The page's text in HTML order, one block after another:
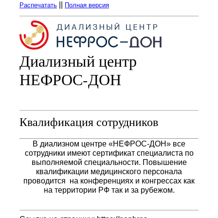
Распечатать Полная версия
Диализный центр
НЕФРОС-ДОН
Квалификация сотрудников
В диализном центре «НЕФРОС-ДОН» все
сотрудники имеют сертификат специалиста по
выполняемой специальности. Повышение
квалификации медицинского персонала
проводится на конференциях и конгрессах как
на территории РФ так и за рубежом.